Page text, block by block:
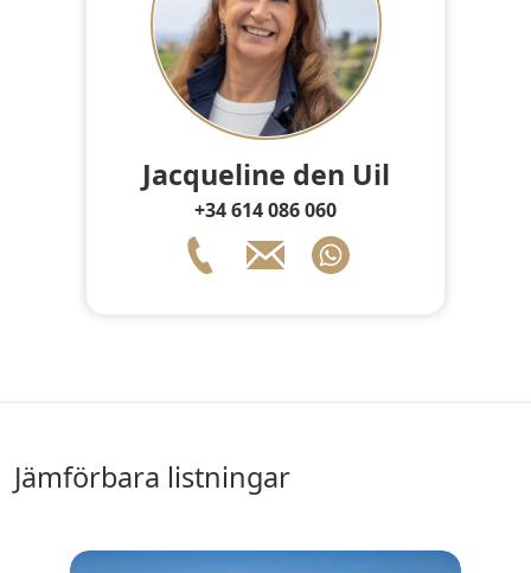
Jacqueline den Uil
+34 614 086 060
jämförbara listningar